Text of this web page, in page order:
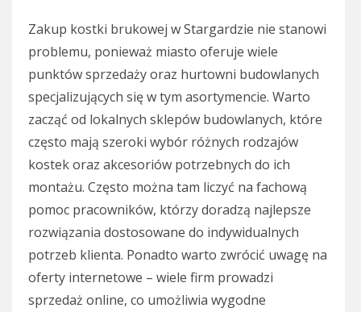
Zakup kostki brukowej w Stargardzie nie stanowi
problemu, ponieważ miasto oferuje wiele
punktów sprzedaży oraz hurtowni budowlanych
specjalizujących się w tym asortymencie. Warto
zacząć od lokalnych sklepów budowlanych, które
często mają szeroki wybór różnych rodzajów
kostek oraz akcesoriów potrzebnych do ich
montażu. Często można tam liczyć na fachową
pomoc pracowników, którzy doradzą najlepsze
rozwiązania dostosowane do indywidualnych
potrzeb klienta. Ponadto warto zwrócić uwagę na
oferty internetowe – wiele firm prowadzi
sprzedaż online, co umożliwia wygodne